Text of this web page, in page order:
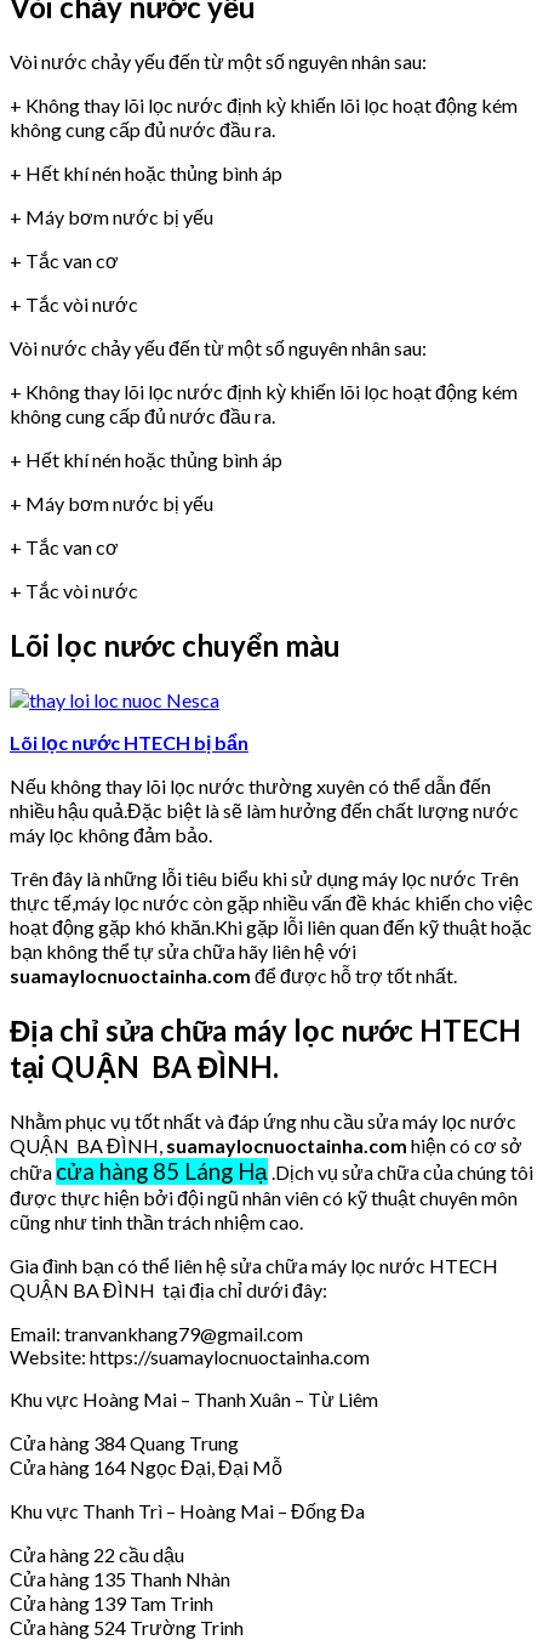
Vòi nước chảy yếu đến từ một số nguyên nhân sau:
+ Không thay lõi lọc nước định kỳ khiến lõi lọc hoạt động kém
không cung cấp đủ nước đầu ra.
+ Hết khí nén hoặc thủng bình áp
+ Máy bơm nước bị yếu
+ Tắc van cơ
+ Tắc vòi nước
Vòi nước chảy yếu đến từ một số nguyên nhân sau:
+ Không thay lõi lọc nước định kỳ khiến lõi lọc hoạt động kém
không cung cấp đủ nước đầu ra.
+ Hết khí nén hoặc thủng bình áp
+ Máy bơm nước bị yếu
+ Tắc van cơ
+ Tắc vòi nước
Lõi lọc nước chuyển màu
Lõi lọc nước HTECH bị bẩn
Nếu không thay lõi lọc nước thường xuyên có thể dẫn đến
nhiều hậu quả.Đặc biệt là sẽ làm hưởng đến chất lượng nước
máy lọc không đảm bảo.
Trên đây là những lỗi tiêu biểu khi sử dụng máy lọc nước Trên
thực tế,máy lọc nước còn gặp nhiều vấn đề khác khiến cho việc
hoạt động gặp khó khăn.Khi gặp lỗi liên quan đến kỹ thuật hoặc
bạn không thể tự sửa chữa hãy liên hệ với
suamaylocnuoctainha.com để được hỗ trợ tốt nhất.
Địa chỉ sửa chữa máy lọc nước HTECH
tại QUẬN BA ĐÌNH.
Nhằm phục vụ tốt nhất và đáp ứng nhu cầu sửa máy lọc nước
QUẬN BA ĐÌNH, suamaylocnuoctainha.com hiện có cơ sở
chữa cửa hàng 85 Láng Hạ .Dịch vụ sửa chữa của chúng tôi
được thực hiện bởi đội ngũ nhân viên có kỹ thuật chuyên môn
cũng như tinh thần trách nhiệm cao.
Gia đình bạn có thể liên hệ sửa chữa máy lọc nước HTECH
QUẬN BA ĐÌNH tại địa chỉ dưới đây:
Email: tranvankhang79@gmail.com
Website: https://suamaylocnuoctainha.com
Khu vực Hoàng Mai – Thanh Xuân – Từ Liêm
Cửa hàng 384 Quang Trung
Cửa hàng 164 Ngọc Đại, Đại Mỗ
Khu vực Thanh Trì – Hoàng Mai – Đống Đa
Cửa hàng 22 cầu dậu
Cửa hàng 135 Thanh Nhàn
Cửa hàng 139 Tam Trinh
Cửa hàng 524 Trường Trinh